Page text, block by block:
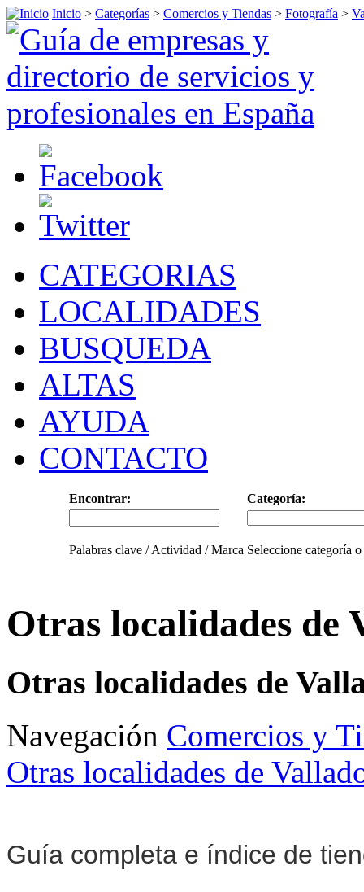
Inicio > Categorías > Comercios y Tiendas > Fotografía >
CATEGORIAS
LOCALIDADES
BUSQUEDA
ALTAS
AYUDA
CONTACTO
Encontrar: Categoría:
Palabras clave / Actividad / Marca Seleccione categoría
Otras localidades de
Otras localidades de
Navegación Comercios y
Otras localidades de
Guía completa e índice de